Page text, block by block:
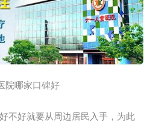
家口碑好
好就要从周边居民入手，为此